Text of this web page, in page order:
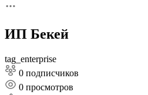
ИП Бекей
tag_enterprise
0 подписчиков
0 просмотров